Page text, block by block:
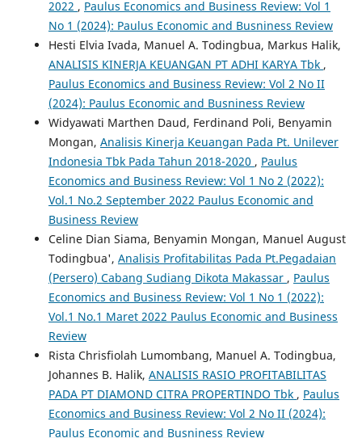
2022 , Paulus Economics and Business Review: Vol 1
No 1 (2024): Paulus Economic and Busniness Review
Hesti Elvia Ivada, Manuel A. Todingbua, Markus Halik,
ANALISIS KINERJA KEUANGAN PT ADHI KARYA Tbk ,
Paulus Economics and Business Review: Vol 2 No II
(2024): Paulus Economic and Busniness Review
Widyawati Marthen Daud, Ferdinand Poli, Benyamin
Mongan, Analisis Kinerja Keuangan Pada Pt. Unilever
Indonesia Tbk Pada Tahun 2018-2020 , Paulus
Economics and Business Review: Vol 1 No 2 (2022):
Vol.1 No.2 September 2022 Paulus Economic and
Business Review
Celine Dian Siama, Benyamin Mongan, Manuel August
Todingbua', Analisis Profitabilitas Pada Pt.Pegadaian
(Persero) Cabang Sudiang Dikota Makassar , Paulus
Economics and Business Review: Vol 1 No 1 (2022):
Vol.1 No.1 Maret 2022 Paulus Economic and Business
Review
Rista Chrisfiolah Lumombang, Manuel A. Todingbua,
Johannes B. Halik, ANALISIS RASIO PROFITABILITAS
PADA PT DIAMOND CITRA PROPERTINDO Tbk , Paulus
Economics and Business Review: Vol 2 No II (2024):
Paulus Economic and Busniness Review